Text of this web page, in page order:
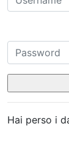
Hai perso i